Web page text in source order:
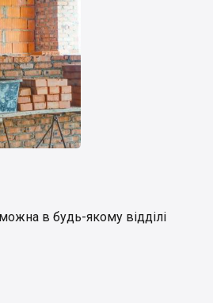
в будь-якому відділі